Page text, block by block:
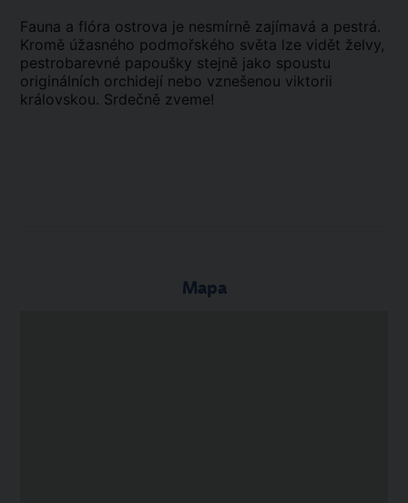
Fauna a flóra ostrova je nesmírně zajímavá a pestrá.
Kromě úžasného podmořského světa lze vidět želvy,
pestrobarevné papoušky stejně jako spoustu
originálních orchidejí nebo vznešenou viktorii
královskou. Srdečně zveme!
Mapa